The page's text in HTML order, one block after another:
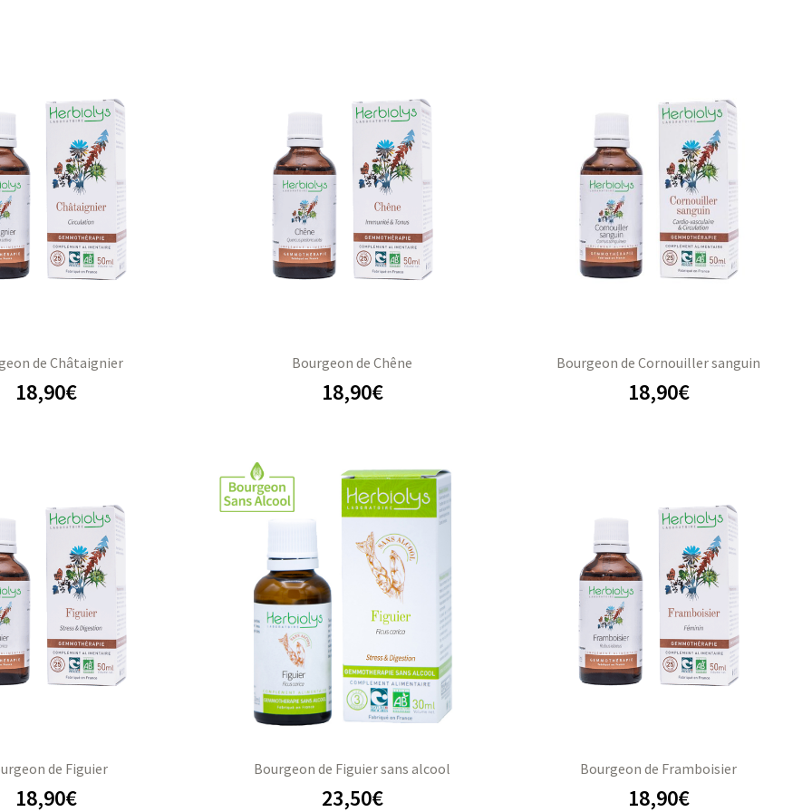
de Châtaignier
18,90€
Bourgeon de Chêne
18,90€
Bourgeon de Cornouiller sanguin
18,90€
de Figuier
18,90€
Bourgeon de Figuier sans alcool
23,50€
Bourgeon de Framboisier
18,90€